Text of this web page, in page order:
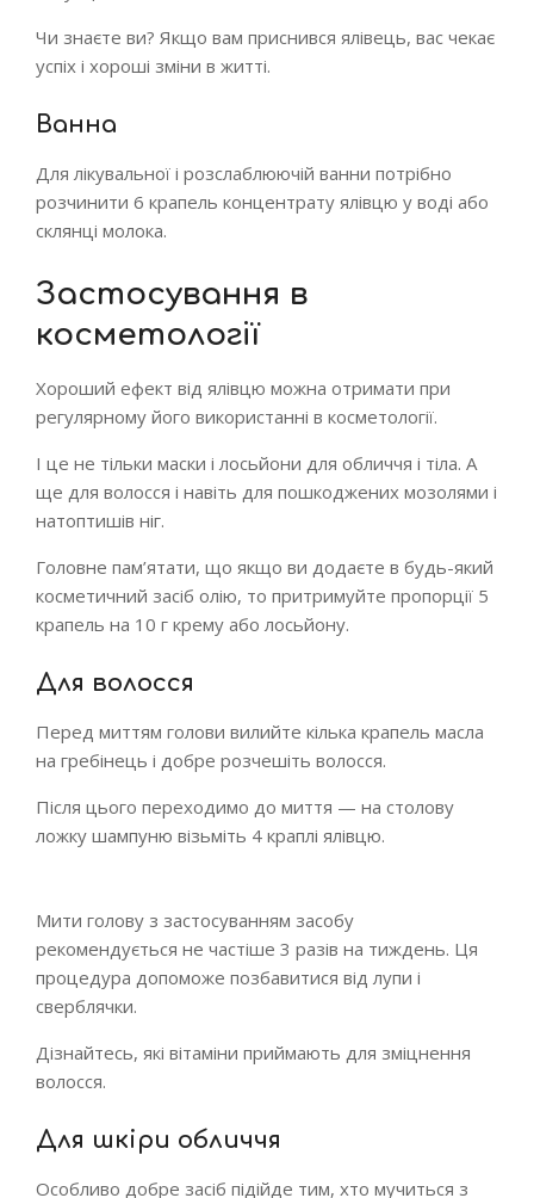
Чи знаєте ви? Якщо вам приснився ялівець, вас чекає
успіх і хороші зміни в житті.
Ванна
Для лікувальної і розслаблюючій ванни потрібно
розчинити 6 крапель концентрату ялівцю у воді або
склянці молока.
Застосування в
косметології
Хороший ефект від ялівцю можна отримати при
регулярному його використанні в косметології.
І це не тільки маски і лосьйони для обличчя і тіла. А
ще для волосся і навіть для пошкоджених мозолями і
натоптишів ніг.
Головне пам’ятати, що якщо ви додаєте в будь-який
косметичний засіб олію, то притримуйте пропорції 5
крапель на 10 г крему або лосьйону.
Для волосся
Перед миттям голови вилийте кілька крапель масла
на гребінець і добре розчешіть волосся.
Після цього переходимо до миття — на столову
ложку шампуню візьміть 4 краплі ялівцю.
Мити голову з застосуванням засобу
рекомендується не частіше 3 разів на тиждень. Ця
процедура допоможе позбавитися від лупи і
сверблячки.
Дізнайтесь, які вітаміни приймають для зміцнення
волосся.
Для шкіри обличчя
Особливо добре засіб підійде тим, хто мучиться з